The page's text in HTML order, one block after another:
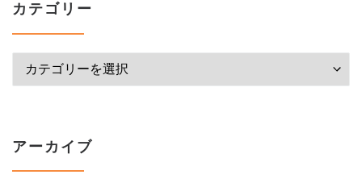
カテゴリー
カテゴリー
アーカイブ